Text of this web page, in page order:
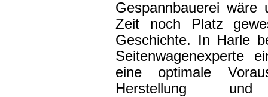
Gespannbauerei wäre
Zeit noch Platz
Geschichte. In Harle
Seitenwagenexperte
eine optimale
Herstellung